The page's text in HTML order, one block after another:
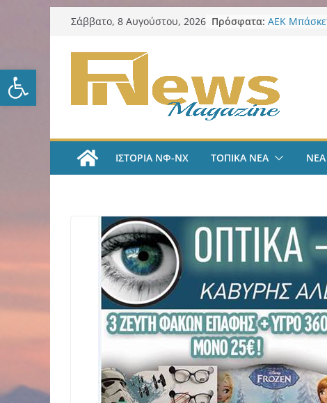
Ανοίξτε τη γραμμή εργαλείων
Μετάβαση
περιεχόμενο
Σάββατο, 8 Αυγούστου, 2026 Πρόσφατα: ΑΕΚ
μέσα από
tv
ΑΕΚ
«Ήρθα στην
Λαϊκή
ΙΣΤΟΡΙΑ ΝΦ-ΝΧ ΤΟΠΙΚΑ ΝΕΑ